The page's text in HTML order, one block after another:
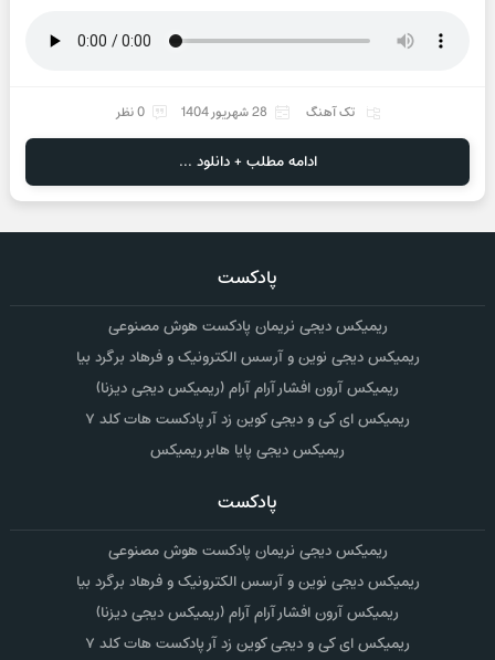
تک آهنگ 28 شهریور 1404 0 نظر
ادامه مطلب + دانلود ...
پادکست
ریمیکس دیجی نریمان پادکست هوش مصنوعی
ریمیکس دیجی نوین و آرسس الکترونیک و فرهاد برگرد بیا
ریمیکس آرون افشار آرام آرام (ریمیکس دیجی دیزنا)
ریمیکس ای کی و دیجی کوین زد آر پادکست هات کلد ۷
ریمیکس دیجی پایا هابر ریمیکس
پادکست
ریمیکس دیجی نریمان پادکست هوش مصنوعی
ریمیکس دیجی نوین و آرسس الکترونیک و فرهاد برگرد بیا
ریمیکس آرون افشار آرام آرام (ریمیکس دیجی دیزنا)
ریمیکس ای کی و دیجی کوین زد آر پادکست هات کلد ۷